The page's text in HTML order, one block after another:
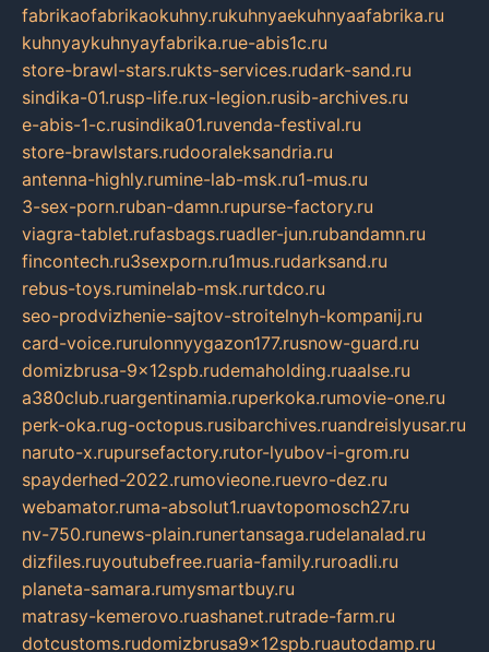
fabrikaofabrikaokuhny.rukuhnyaekuhnyaafabrika.ru
kuhnyaykuhnyayfabrika.rue-abis1c.ru
store-brawl-stars.rukts-services.rudark-sand.ru
sindika-01.rusp-life.rux-legion.rusib-archives.ru
e-abis-1-c.rusindika01.ruvenda-festival.ru
store-brawlstars.rudooraleksandria.ru
antenna-highly.rumine-lab-msk.ru1-mus.ru
3-sex-porn.ruban-damn.rupurse-factory.ru
viagra-tablet.rufasbags.ruadler-jun.rubandamn.ru
fincontech.ru3sexporn.ru1mus.rudarksand.ru
rebus-toys.ruminelab-msk.rurtdco.ru
seo-prodvizhenie-sajtov-stroitelnyh-kompanij.ru
card-voice.rurulonnyygazon177.rusnow-guard.ru
domizbrusa-9x12spb.rudemaholding.ruaalse.ru
a380club.ruargentinamia.ruperkoka.rumovie-one.ru
perk-oka.rug-octopus.rusibarchives.ruandreislyusar.ru
naruto-x.rupursefactory.rutor-lyubov-i-grom.ru
spayderhed-2022.rumovieone.ruevro-dez.ru
webamator.ruma-absolut1.ruavtopomosch27.ru
nv-750.runews-plain.runertansaga.rudelanalad.ru
dizfiles.ruyoutubefree.ruaria-family.ruroadli.ru
planeta-samara.rumysmartbuy.ru
matrasy-kemerovo.ruashanet.rutrade-farm.ru
dotcustoms.rudomizbrusa9x12spb.ruautodamp.ru